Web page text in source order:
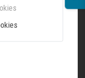
Z8100X0) benötigt